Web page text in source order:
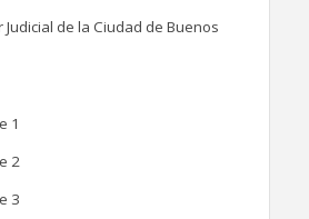
Judicial de la Ciudad de Buenos
1
2
3